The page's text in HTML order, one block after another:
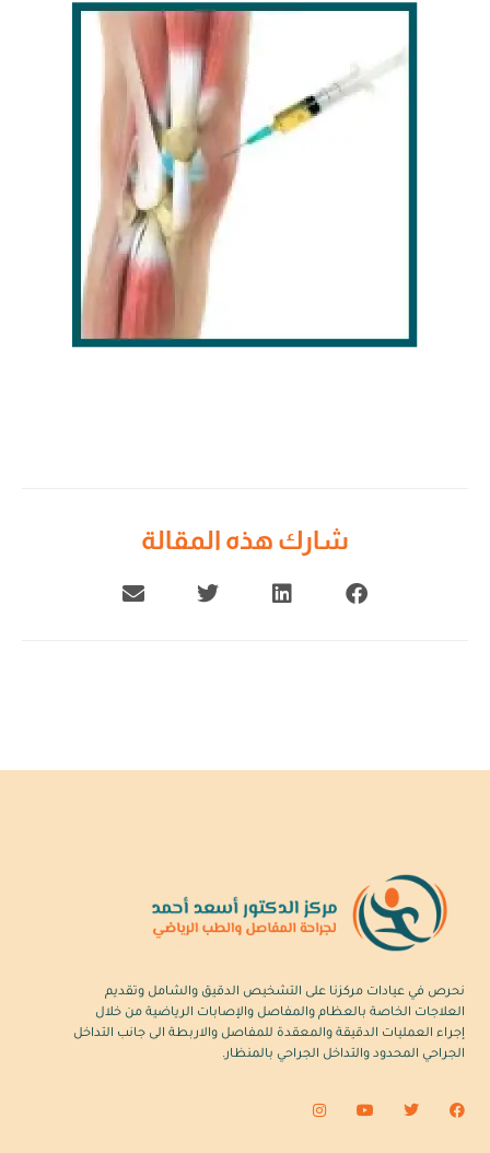
شارك هذه المقالة
نحرص في عيادات مركزنا على التشخيص الدقيق والشامل وتقديم
العلاجات الخاصة بالعظام والمفاصل والإصابات الرياضية من خلال
إجراء العمليات الدقيقة والمعقدة للمفاصل والاربطة الى جانب التداخل
الجراحي المحدود والتداخل الجراحي بالمنظار.